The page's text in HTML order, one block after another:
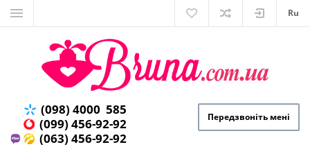
Ru
(098) 4000 585
(099) 456-92-92
(063) 456-92-92
Передзвоніть мені